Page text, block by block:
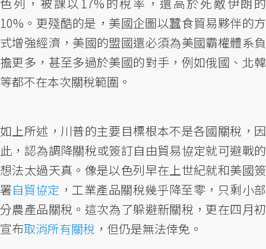
色列，被課以17%的稅率，還高於死敵伊朗的
10%。更殘酷的是，美國企圖以蠶食貿易夥伴的方
式增強經濟，美國的盟國還必須為美國霸權體系負
擔更多，甚至多過於美國的對手，例如俄國、北韓
等都不在本次關稅範圍。
如上所述，川普的主要目標根本不是各國關稅，因
此，認為調降關稅或簽訂自由貿易協定就可避戰的
想法太過天真。像是以色列早在上世紀就和美國簽
署自貿協定 ，工業產品關稅幾乎降至零，只剩小部
分農產品關稅。這次為了躲避新關稅，更在四月初
宣布取消所有關稅 ，但仍是無法倖免。